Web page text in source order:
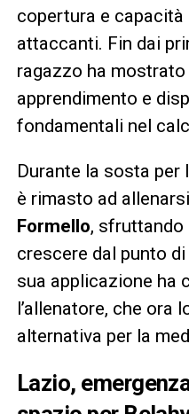
copertura e
attaccanti. Fin dai
ragazzo ha
apprendimento e
fondamentali nel
Durante la sosta per
è rimasto ad
Formello, sfruttando
crescere dal punto
sua applicazione ha
l’allenatore, che ora
alternativa per la
Lazio,